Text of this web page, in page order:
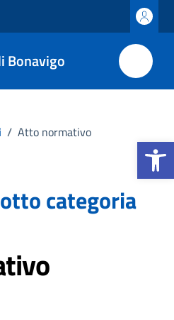
Apri la
Bonavigo
/ Atto normativo
categoria